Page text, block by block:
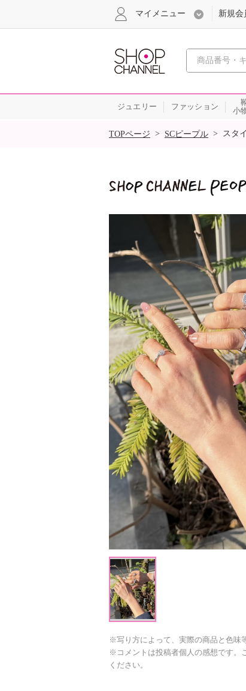
心
マイメニュー 新規会
ジュエリー ファッション
小
SALE
TOPページ > SCピープル > スタ
※写り方によって、実際の商品と色味
※コメントは投稿者個人の感想です。
ください。